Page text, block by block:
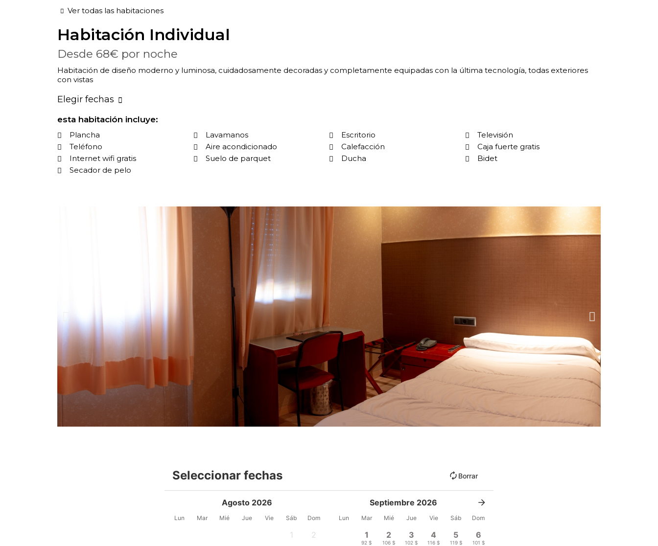
Ver todas las habitaciones
Habitación Individual
Desde 68€ por noche
Habitación de diseño moderno y luminosa, cuidadosamente decoradas y completamente equipadas con la última tecnología, todas exteriores
con vistas
Elegir fechas
esta habitación incluye:
Plancha Lavamanos Escritorio
Televisión
Teléfono
Aire acondicionado Calefacción
Caja fuerte gratis
Internet wifi gratis
Suelo de parquet Ducha
Bidet
Secador de pelo
Seleccionar fechas Borrar
Agosto 2026
Lun Mar Mié Jue Vie Sáb Dom
1 2
Septiembre 2026
Lun Mar Mié Jue Vie Sáb Dom
1
92 $
2
106 $
3
102 $
4
116 $
5
119 $
6
101 $